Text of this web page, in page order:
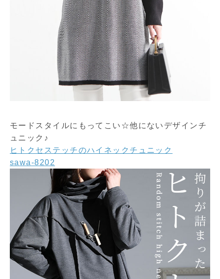
モードスタイルにもってこい☆他にないデザインチ
ュニック♪
ヒトクセステッチのハイネックチュニック
sawa-8202